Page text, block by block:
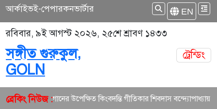
আর্কাইভই-পেপারকনভার্টার EN
রবিবার, ৯ই আগস্ট ২০২৬, ২৫শে শ্রাবণ ১৪৩৩
সঙ্গীত গুরুকুল,
GOLN
ট্রেন্ডিং
ব্রেকিং নিউজ :
বাংলা গানের উপেক্ষিত কিংবদন্তি গীতিকার শিবদাস বন্দ্যোপাধ্যায়